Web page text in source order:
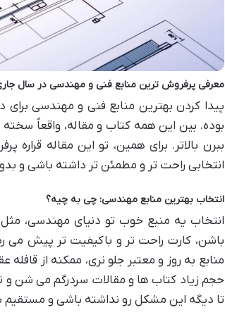
معرفی پرفروش ترین منابع فنی و مهندسی در سال
پیدا کردن بهترین منابع فنی و مهندسی
بوده. بین این همه کتاب و مقاله، واقعاً
ببرن بالاتر. برای همین، تو این مقاله
انتخابی راحت تر و مطمئن تر داشته باشی و
انتخاب بهترین منابع مهندسی: چی به چیه؟
انتخاب یه منبع خوب تو دنیای مهندسی، مثل
باشن، کارت راحت تر و باکیفیت تر پیش می
منابع به روز و معتبر جلو نری، ممکنه از
حجم زیاد کتاب ها و مقالات سردرگم می شن
تا دیگه این مشکل رو نداشته باشی و مستقیم